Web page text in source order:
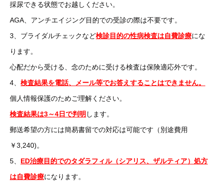
採尿できる状態でお越しください。
AGA、アンチエイジング目的での受診の際は不要です。
3、ブライダルチェックなど検診目的の性病検査は自費診療にな
ります。
心配だから受ける、念のために受ける検査は保険適応外です。
4、 検査結果を電話、メール等でお答えすることはできません。
個人情報保護のためご理解ください。
検査結果は3～4日で判明 します。
郵送希望の方には簡易書留での対応は可能です（別途費用
￥3,240)。
5、 ED治療目的でのタダラフィル（シアリス、ザルティア）処方
は自費診療になります。